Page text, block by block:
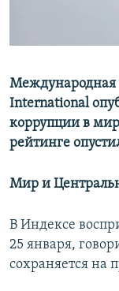
Международная
International
коррупции в
рейтинге
Мир и
В Индексе
25 января,
сохраняется на